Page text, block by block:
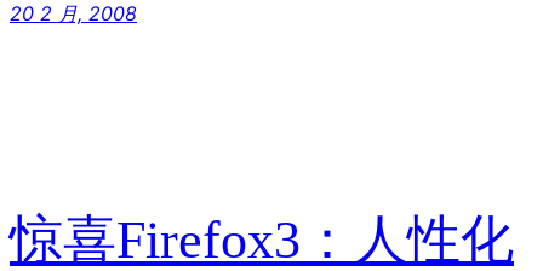
20 2 月, 2008
惊喜Firefox3：人性化